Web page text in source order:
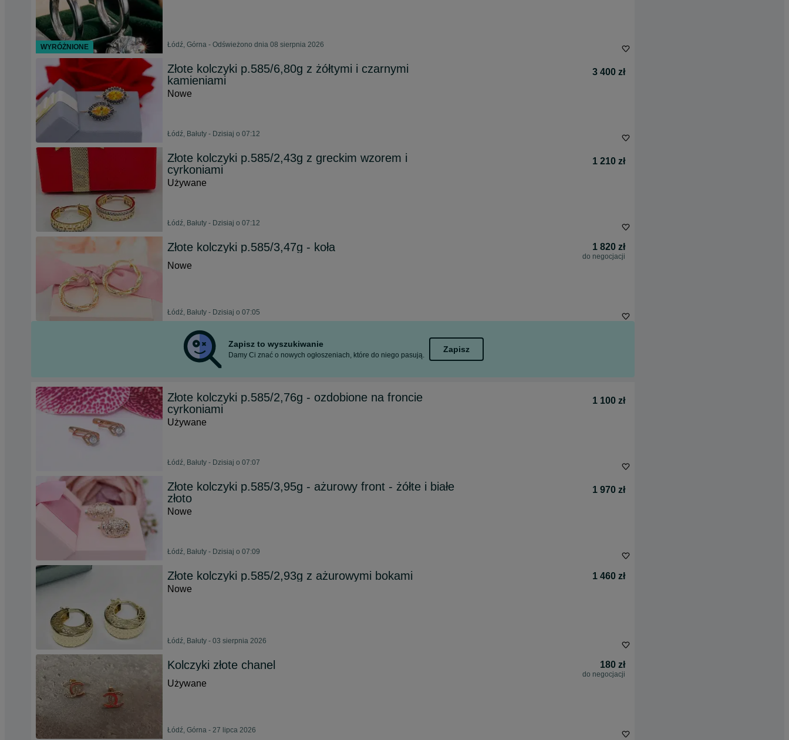
Łódź, Górna - Odświeżono dnia 08 sierpnia 2026
Złote kolczyki p.585/6,80g z żółtymi i czarnymi
kamieniami
3 400 zł
Nowe
Łódź, Bałuty - Dzisiaj o 07:12
Złote kolczyki p.585/2,43g z greckim wzorem i
cyrkoniami
1 210 zł
Używane
Łódź, Bałuty - Dzisiaj o 07:12
Złote kolczyki p.585/3,47g - koła 1 820 zł
do negocjacji
Nowe
Łódź, Bałuty - Dzisiaj o 07:05
Zapisz to wyszukiwanie
Damy Ci znać o nowych ogłoszeniach, które do niego pasują.
Zapisz
Złote kolczyki p.585/2,76g - ozdobione na froncie
cyrkoniami
1 100 zł
Używane
Łódź, Bałuty - Dzisiaj o 07:07
Złote kolczyki p.585/3,95g - ażurowy front - żółte i białe
złoto
1 970 zł
Nowe
Łódź, Bałuty - Dzisiaj o 07:09
Złote kolczyki p.585/2,93g z ażurowymi bokami
1 460 zł
Nowe
Łódź, Bałuty - 03 sierpnia 2026
Kolczyki złote chanel 180 zł
do negocjacji
Używane
Łódź, Górna - 27 lipca 2026
WYRÓŻNIONE